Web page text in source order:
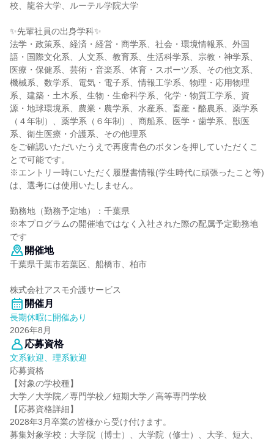
校、龍谷大学、ルーテル学院大学
✨先輩社員の出身学科✨
法学・政策系、経済・経営・商学系、社会・環境情報系、外国
語・国際文化系、人文系、教育系、生活科学系、宗教・神学系、
医療・保健系、芸術・音楽系、体育・スポーツ系、その他文系、
機械系、数学系、電気・電子系、情報工学系、物理・応用物理
系、建築・土木系、生物・生命科学系、化学・物質工学系、資
源・地球環境系、農業・農学系、水産系、畜産・酪農系、薬学系
（４年制）、薬学系（６年制）、商船系、医学・歯学系、獣医
系、衛生医療・介護系、その他理系
をご確認いただいたうえで再度青色のボタンを押していただくこ
とで可能です。
※エントリー時にいただく履歴書情報(学生時代に頑張ったこと等)
は、選考には使用いたしません。
勤務地（勤務予定地）：千葉県
※本プログラムの開催地ではなく入社された際の配属予定勤務地
です
開催地
千葉県千葉市若葉区、船橋市、柏市
株式会社アスモ介護サービス
開催月
長期休暇に開催あり
2026年8月
応募資格
文系歓迎、理系歓迎
応募資格
【対象の学校種】
大学／大学院／専門学校／短期大学／高等専門学校
【応募資格詳細】
2028年3月卒業の皆様から受け付けます。
募集対象学校：大学院（博士）、大学院（修士）、大学、短大、